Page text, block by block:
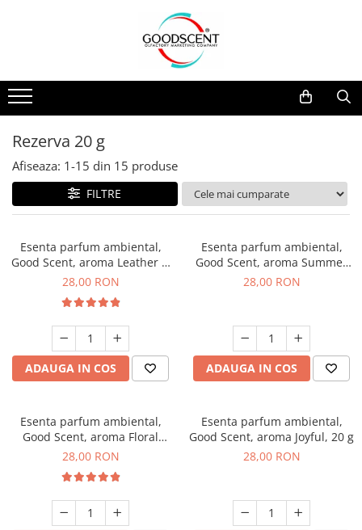
Pachete Promo
Dispozitive de Parfumare
Esente Parfum Ambiental
Rezerve Spray Good Scent
Odorizant cu Pulverizator
Site Pisoar
Dispozitive de Parfumare Ambientală
Auto
Rezidențiale
Comerciale
Industriale (HVAC)
Esente Parfum Ambiental
Mostre
Rezerva 10 g
Rezerva 20 g
Rezerva 100 g
Rezerva 200 g
Rezerva 500 g
Rezerva 20 g
Afiseaza: 1-15 din 15 produse
FILTRE
Esenta parfum ambiental,
Good Scent, aroma Leather &
Black Oudh, 20 g
28,00 RON
ADAUGA IN COS
Esenta parfum ambiental,
Good Scent, aroma Summer
Melon, 20 g
28,00 RON
ADAUGA IN COS
Esenta parfum ambiental,
Good Scent, aroma Floral
Bouquet, 20 g
28,00 RON
Esenta parfum ambiental,
Good Scent, aroma Joyful, 20 g
28,00 RON